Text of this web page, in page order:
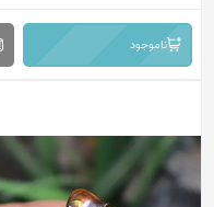
ناموجود